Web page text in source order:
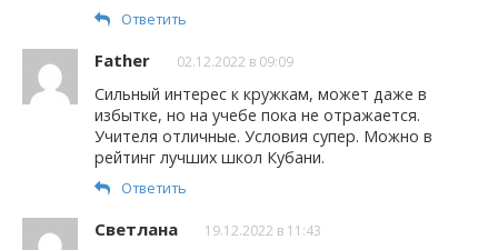
Ответить
Father 02.12.2022 в 09:09
Сильный интерес к кружкам, может даже в
избытке, но на учебе пока не отражается.
Учителя отличные. Условия супер. Можно в
рейтинг лучших школ Кубани.
Ответить
Светлана 19.12.2022 в 11:43